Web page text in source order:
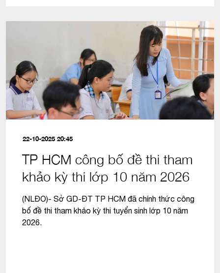
22-10-2025 20:45
TP HCM công bố đề thi tham
khảo kỳ thi lớp 10 năm 2026
(NLĐO)- Sở GD-ĐT TP HCM đã chính thức công
bố đề thi tham khảo kỳ thi tuyển sinh lớp 10 năm
2026.